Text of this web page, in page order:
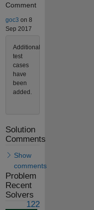
Comment
goc3 on 8
Sep 2017
Additional
test
cases
have
been
added.
Solution
Comments
Show
comments
Problem
Recent
Solvers
122